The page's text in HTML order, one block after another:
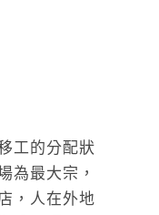
工的分配狀
為最大宗，
，人在外地